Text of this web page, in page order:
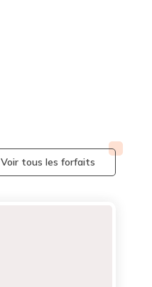
Voir tous les forfaits